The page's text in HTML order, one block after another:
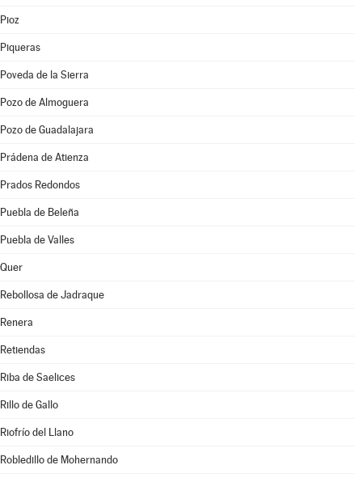
Pioz
Piqueras
Poveda de la Sierra
Pozo de Almoguera
Pozo de Guadalajara
Prádena de Atienza
Prados Redondos
Puebla de Beleña
Puebla de Valles
Quer
Rebollosa de Jadraque
Renera
Retiendas
Riba de Saelices
Rillo de Gallo
Riofrío del Llano
Robledillo de Mohernando